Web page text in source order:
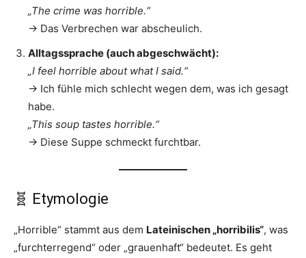
„The crime was horrible.“
→ Das Verbrechen war abscheulich.
Alltagssprache (auch abgeschwächt):
„I feel horrible about what I said.“
→ Ich fühle mich schlecht wegen dem, was ich gesagt
habe.
„This soup tastes horrible.“
→ Diese Suppe schmeckt furchtbar.
🧬 Etymologie
„Horrible“ stammt aus dem Lateinischen „horribilis“, was
„furchterregend“ oder „grauenhaft“ bedeutet. Es geht